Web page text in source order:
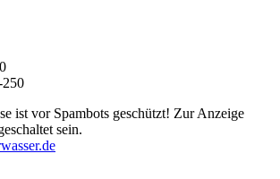
ist vor Spambots geschützt! Zur Anzeige
sein.